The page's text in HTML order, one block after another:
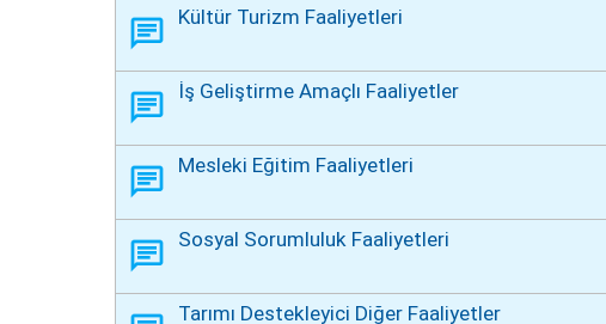
Kültür Turizm Faaliyetleri
İş Geliştirme Amaçlı Faaliyetler
Mesleki Eğitim Faaliyetleri
Sosyal Sorumluluk Faaliyetleri
Tarımı Destekleyici Diğer Faaliyetler